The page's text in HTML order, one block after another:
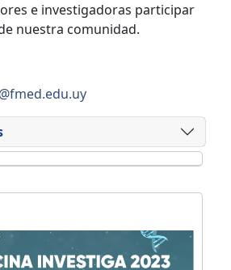
e investigadoras participar
nuestra comunidad.